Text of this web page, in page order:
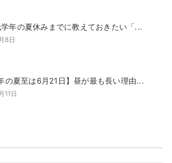
年の夏休みまでに教えておきたい「...
8日
の夏至は6月21日】昼が最も長い理由...
11日